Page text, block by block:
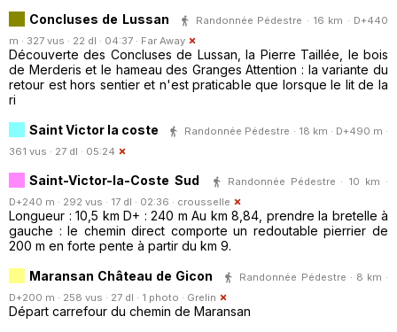
Concluses de Lussan
Randonnée Pédestre · 16 km · D+440
m · 327 vus · 22 dl · 04:37 · Far Away
Découverte des Concluses de Lussan, la Pierre Taillée, le bois
de Merderis et le hameau des Granges Attention : la variante du
retour est hors sentier et n'est praticable que lorsque le lit de la
ri
Saint Victor la coste
Randonnée Pédestre · 18 km · D+490 m ·
361 vus · 27 dl · 05:24
Saint-Victor-la-Coste Sud
Randonnée Pédestre · 10 km ·
D+240 m · 292 vus · 17 dl · 02:36 · crousselle
Longueur : 10,5 km D+ : 240 m Au km 8,84, prendre la bretelle à
gauche : le chemin direct comporte un redoutable pierrier de
200 m en forte pente à partir du km 9.
Maransan Château de Gicon
Randonnée Pédestre · 8 km ·
D+200 m · 258 vus · 27 dl · 1 photo · Grelin
Départ carrefour du chemin de Maransan